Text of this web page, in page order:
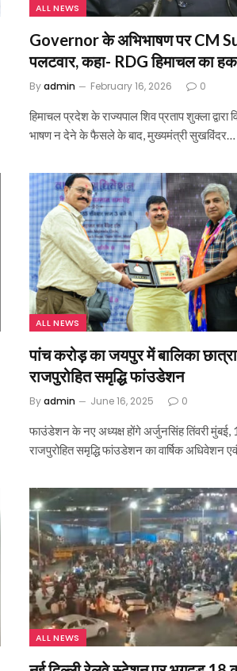
ALL NEWS
Governor के अभिभाषण पर CM
पलटवार, कहा- RDG हिमाचल का
Byadmin February 16, 2026 0
हिमाचल प्रदेश के राज्यपाल शिव प्रताप शुक्ला द्वारा
भाषण न देने के फैसले के बाद, मुख्यमंत्री सुखविंदर…
ALL NEWS
पांच करोड़ का जयपुर में बालिका
राजपुरोहित समृद्धि फांउडेशन
Byadmin June 16, 2025 0
फाउंडेशन के नए अध्यक्ष होंगे अर्जुनसिंह तिंवरी
राजपुरोहित समृद्धि फांउडेशन का वार्षिक अधिवेशन
ALL NEWS